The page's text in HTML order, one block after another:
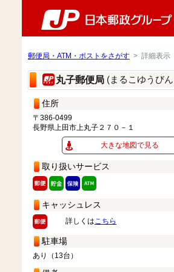
郵便局・ATM・ポストをさがす > 詳細表示
丸子郵便局 (まるこゆうび
住所
〒386-0499
長野県上田市上丸子２７０－１
大きな地図で見る
取り扱いサービス
キャッシュレス
詳しくはこちら
駐車場
あり（13台）